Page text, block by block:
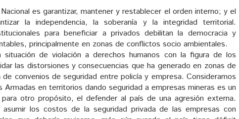
es garantizar, mantener y restablecer el orden interno; y el
la independencia, la soberanía y la integridad territorial.
para beneficiar a privados debilitan la democracia y
principalmente en zonas de conflictos socio ambientales.
de violación a derechos humanos con la figura de los
las distorsiones y consecuencias que ha generado en zonas de
convenios de seguridad entre policía y empresa. Consideramos
Armadas en territorios dando seguridad a empresas mineras es un
otro propósito, el defender al país de una agresión externa.
los costos de la seguridad privada de las empresas con